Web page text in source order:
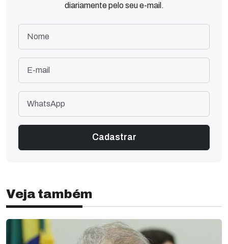
diariamente pelo seu e-mail.
Veja também